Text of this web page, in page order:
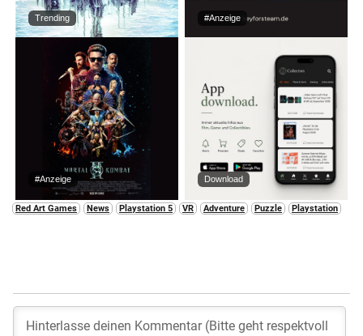
Trending #Anzeige
#Anzeige Download
Red Art Games News Playstation 5 VR Adventure Puzzle Playstation